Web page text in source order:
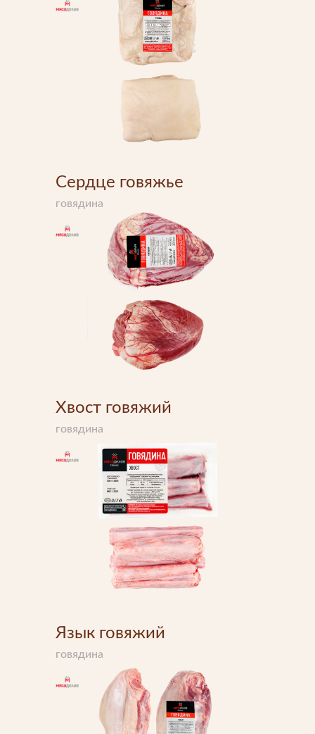
Сердце говяжье
говядина
Хвост говяжий
говядина
Язык говяжий
говядина
Отправить
пользовательского соглашения
Мы открыты для любых вопросов и предложений
Загрузите файлы в формате jpg, docx, doc, pdf.
Отправить
Нажимая на кнопку, я принимаю условия соглашения.
Подпишитесь на новости
Мы будем присылать вам только самое важное